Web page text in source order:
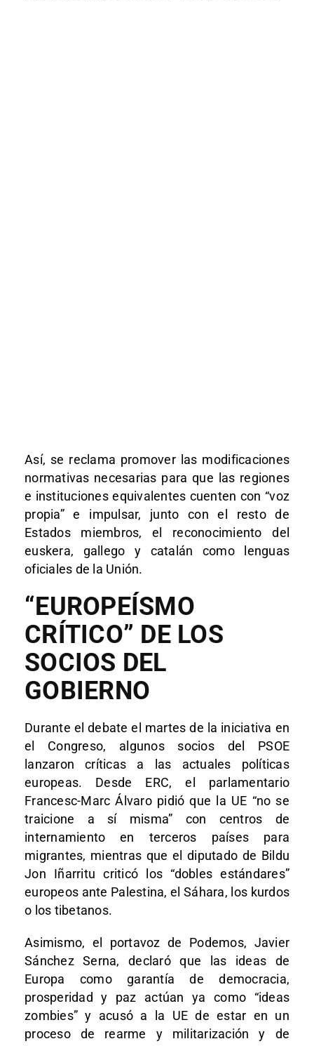
Así, se reclama promover las modificaciones
normativas necesarias para que las regiones
e instituciones equivalentes cuenten con “voz
propia” e impulsar, junto con el resto de
Estados miembros, el reconocimiento del
euskera, gallego y catalán como lenguas
oficiales de la Unión.
“EUROPEÍSMO
CRÍTICO” DE LOS
SOCIOS DEL
GOBIERNO
Durante el debate el martes de la iniciativa en
el Congreso, algunos socios del PSOE
lanzaron críticas a las actuales políticas
europeas. Desde ERC, el parlamentario
Francesc-Marc Álvaro pidió que la UE “no se
traicione a sí misma” con centros de
internamiento en terceros países para
migrantes, mientras que el diputado de Bildu
Jon Iñarritu criticó los “dobles estándares”
europeos ante Palestina, el Sáhara, los kurdos
o los tibetanos.
Asimismo, el portavoz de Podemos, Javier
Sánchez Serna, declaró que las ideas de
Europa como garantía de democracia,
prosperidad y paz actúan ya como “ideas
zombies” y acusó a la UE de estar en un
proceso de rearme y militarización y de